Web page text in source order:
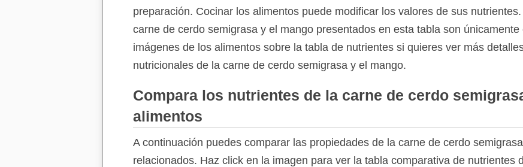
preparación. Cocinar los alimentos puede modificar los valores de sus
carne de cerdo semigrasa y el mango presentados en esta tabla son
imágenes de los alimentos sobre la tabla de nutrientes si quieres ver más
nutricionales de la carne de cerdo semigrasa y el mango.
Compara los nutrientes de la carne de cerdo
alimentos
A continuación puedes comparar las propiedades de la carne de cerdo
relacionados. Haz click en la imagen para ver la tabla comparativa de nutrientes